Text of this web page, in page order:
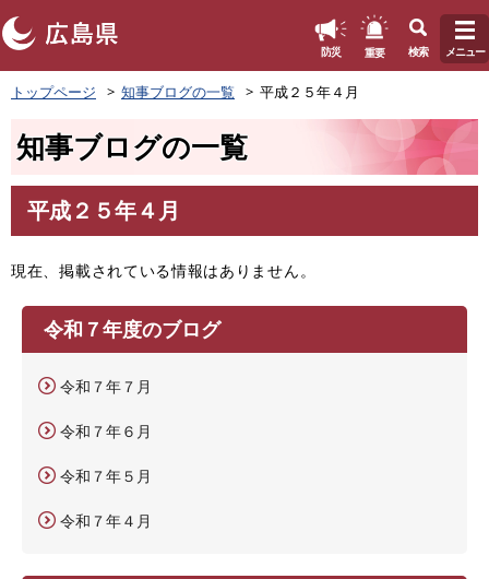
ペ
ー
頭
す
。
防災 重要 検索 メニュー
トップページ 知事ブログの一覧 平成２５年４月
知事ブログの一覧
文
平成２５年４月
現在、掲載されている情報はありません。
令和７年度のブログ
令和７年７月
令和７年６月
令和７年５月
令和７年４月